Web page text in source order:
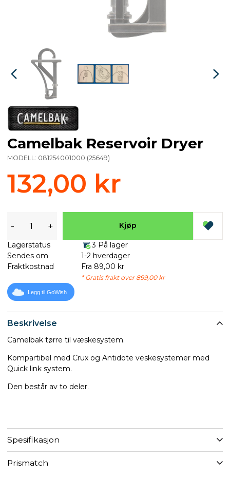
Beskrivelse
Camelbak tørre til væskesystem.
Kompartibel med Crux og Antidote veskesystemer med
Quick link system.
Den består av to deler.
Spesifikasjon
Prismatch
Camelbak Reservoir Dryer
MODELL: 081254001000 (25649)
132,00 kr
- + Kjøp
Lagerstatus
3 På lager
Sendes om
1-2 hverdager
Fraktkostnad
Fra 89,00 kr
* Gratis frakt over 899,00 kr
Legg til GoWish